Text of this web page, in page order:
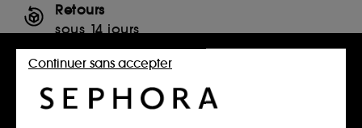
Retours
sous 14 jours
Retourner mon article
SERVICES, CONTACT ET CONDITIONS DES OFFRES
Continuer sans accepter